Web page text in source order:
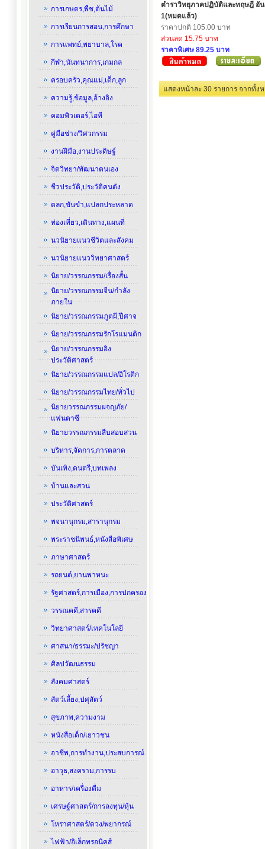
การเกษตร,พืช,ต้นไม้
การเรียนการสอน,การศึกษา
การแพทย์,พยาบาล,โรค
กีฬา,นันทนาการ,เกมกล
ครอบครัว,คุณแม่,เด็ก,ลูก
ความรู้,ข้อมูล,อ้างอิง
คอมพิวเตอร์,ไอที
คู่มือช่าง/วิศวกรรม
งานฝีมือ,งานประดิษฐ์
จิตวิทยา/พัฒนาตนเอง
ชีวประวัติ,ประวัติคนดัง
ตลก,ขันขำ,แปลกประหลาด
ท่องเที่ยว,เดินทาง,แผนที่
นวนิยายแนวชีวิตและสังคม
นวนิยายแนววิทยาศาสตร์
นิยาย/วรรณกรรม/เรื่องสั้น
นิยาย/วรรณกรรมจีน/กำลัง
ภายใน
นิยาย/วรรณกรรมภูตผี,ปีศาจ
นิยาย/วรรณกรรมรักโรแมนติก
นิยาย/วรรณกรรมอิง
ประวัติศาสตร์
นิยาย/วรรณกรรมแปล/อิโรติก
นิยาย/วรรณกรรมไทย/ทั่วไป
นิยายวรรณกรรมผจญภัย/
แฟนตาซี
นิยายวรรณกรรมสืบสอบสวน
บริหาร,จัดการ,การตลาด
บันเทิง,ดนตรี,บทเพลง
บ้านและสวน
ประวัติศาสตร์
พจนานุกรม,สารานุกรม
พระราชนิพนธ์,หนังสือพิเศษ
ภาษาศาสตร์
รถยนต์,ยานพาหนะ
รัฐศาสตร์,การเมือง,การปกครอง
วรรณคดี,สารคดี
วิทยาศาสตร์/เทคโนโลยี
ศาสนา/ธรรมะ/ปรัชญา
ศิลปวัฒนธรรม
สังคมศาสตร์
สัตว์เลี้ยง,ปศุสัตว์
สุขภาพ,ความงาม
หนังสือเด็ก/เยาวชน
อาชีพ,การทำงาน,ประสบการณ์
อาวุธ,สงคราม,การรบ
อาหาร/เครื่องดื่ม
เศรษฐ์ศาสตร์/การลงทุน/หุ้น
โหราศาสตร์/ดวง/พยากรณ์
ไฟฟ้า/อิเล็กทรอนิคส์
ตำราวิทยุภาคปฏิบัติและทฤษฎี อั
1(หมดแล้ว)
ราคาปกติ 105.00 บาท
ส่วนลด 15.75 บาท
ราคาพิเศษ 89.25 บาท
แสดงหน้าละ 30 รายกา